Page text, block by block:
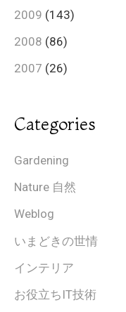
2009 (143)
2008 (86)
2007 (26)
Categories
Gardening
Nature 自然
Weblog
いまどきの世情
インテリア
お役立ちIT技術